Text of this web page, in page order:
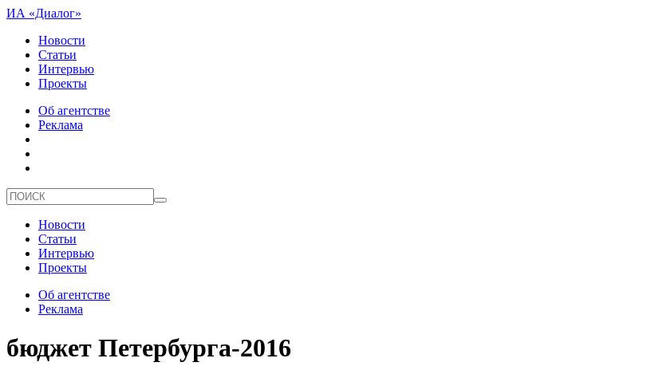
ИА «Диалог»
Новости
Статьи
Интервью
Проекты
Об агентстве
Реклама
Новости
Статьи
Интервью
Проекты
Об агентстве
Реклама
бюджет Петербурга-2016